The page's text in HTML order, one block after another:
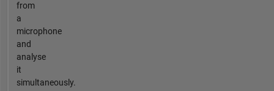
from
a
microphone
and
analyse
it
simultaneously.